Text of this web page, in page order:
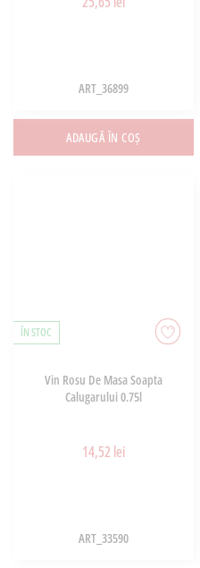
ART_36899
ADAUGĂ ÎN COȘ
ÎN STOC
Vin Rosu De Masa Soapta
Calugarului 0.75l
14,52 lei
ART_33590